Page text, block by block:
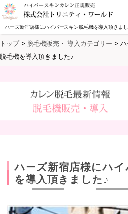
ハーズ新宿店様にハイパースキン脱毛機を導入頂きま
トップ> 脱毛機販売・ 導入カテゴリー > ハ
脱毛機を導入頂きました♪
ハーズ新宿店様にハ
を導入頂きました♪